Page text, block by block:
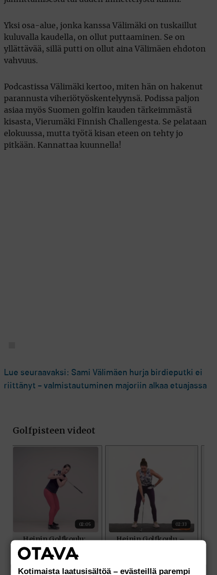
Yksi osa-alue, jonka kanssa Välimäki on tuskaillut
kuluvalla kaudella, on ollut puttaaminen. Se on
yllättävää, sillä putti on ollut aina Välimäen ehdoton
vahvuus.
Podcastissa Välimäki kertoo, miten hän on hakenut
parannusta viheriötyöskentelyynsä. Podissa paljon
asiaa myös Suomen golfin kauden tärkeimmästä
kisasta, Vierumäki Finnish Challengesta. Se pelataan
elokuussa, mutta työtä kisan eteen on tehty jo
pitkään. Kannattaa kuunnella!
Lue seuraavaksi: Sami Välimäen hurja birdieputki ei
riittänyt – valmistautuminen majoriin alkaa etuajassa
Kotimaista laatusisältöä – evästeillä parempi